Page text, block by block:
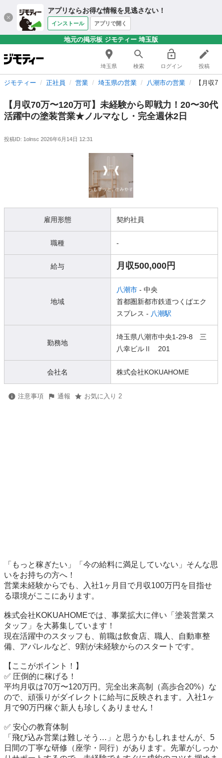
アプリならお得な情報を見逃さない！
インストール アプリで開く
地元の掲示板 ジモティー 埼玉版
埼玉県 検索 ログイン 投稿
ジモティー 正社員 営業 埼玉県の営業 八潮市の営業 【月収
【月収70万〜120万可】未経験から即戦力！20〜30代
活躍中の塗装営業★ノルマなし・完全週休2日
投稿ID: 1olnsc 2026年6月14日 12:31
雇用形態 契約社員
職種 -
給与 月収500,000円
地域
八潮市 - 中央
首都圏新都市鉄道つくばエク
スプレス - 八潮駅
勤務地
埼玉県八潮市中央1-29-8 三
八幸ビルⅡ 201
会社名 株式会社KOKUAHOME
注意事項 通報 お気に入り 2
「もっと稼ぎたい」「今の給料に満足していない」そんな思
いをお持ちの方へ！
営業未経験からでも、入社1ヶ月目で月収100万円を目指せ
る環境がここにあります。
株式会社KOKUAHOMEでは、事業拡大に伴い「塗装営業ス
タッフ」を大募集しています！
現在活躍中のスタッフも、前職は飲食店、職人、自動車整
備、アパレルなど、9割が未経験からのスタートです。
【ここがポイント！】
✅ 圧倒的に稼げる！
平均月収は70万〜120万円。完全出来高制（高歩合20%）な
ので、頑張りがダイレクトに給与に反映されます。入社1ヶ
月で90万円稼ぐ新人も珍しくありません！
✅ 安心の教育体制
「飛び込み営業は難しそう…」と思うかもしれませんが、5
日間の丁寧な研修（座学・同行）があります。先輩がしっか